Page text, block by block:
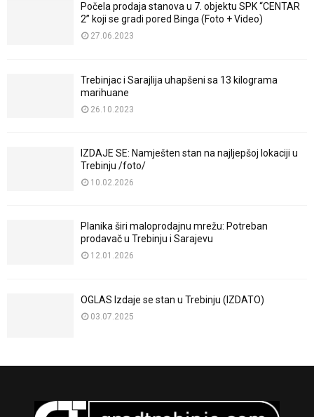
Počela prodaja stanova u 7. objektu SPK “CENTAR
2” koji se gradi pored Binga (Foto + Video)
27.06.2023
Trebinjac i Sarajlija uhapšeni sa 13 kilograma
marihuane
26.10.2023
IZDAJE SE: Namješten stan na najljepšoj lokaciji u
Trebinju /foto/
10.02.2026
Planika širi maloprodajnu mrežu: Potreban
prodavač u Trebinju i Sarajevu
12.01.2026
OGLAS Izdaje se stan u Trebinju (IZDATO)
03.07.2025